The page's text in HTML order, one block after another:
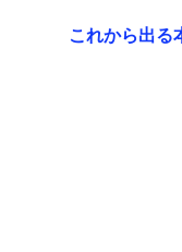
これから出る